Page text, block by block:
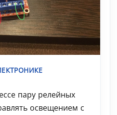
пару релейных
освещением с